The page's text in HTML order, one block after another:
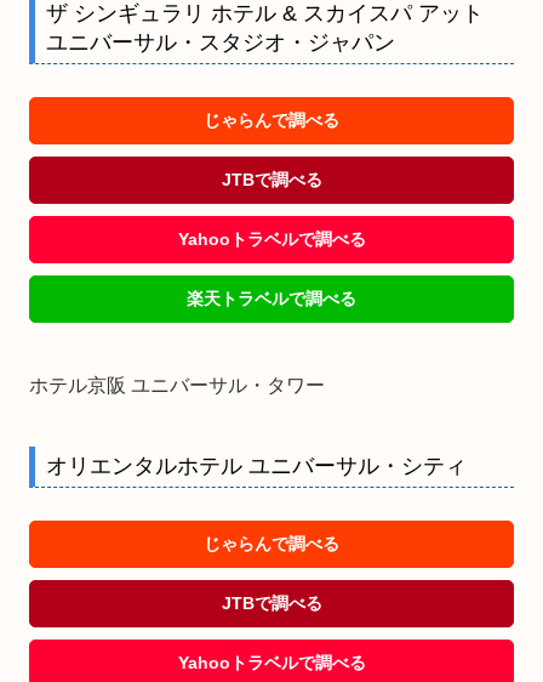
ザ シンギュラリ ホテル & スカイスパ アット
ユニバーサル・スタジオ・ジャパン
じゃらんで調べる
JTBで調べる
Yahooトラベルで調べる
楽天トラベルで調べる
ホテル京阪 ユニバーサル・タワー
オリエンタルホテル ユニバーサル・シティ
じゃらんで調べる
JTBで調べる
Yahooトラベルで調べる